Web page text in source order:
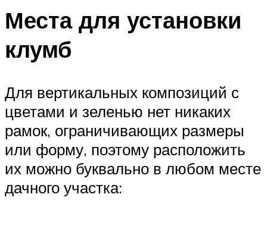
Места для установки
клумб
Для вертикальных композиций с
цветами и зеленью нет никаких
рамок, ограничивающих размеры
или форму, поэтому расположить
их можно буквально в любом месте
дачного участка: